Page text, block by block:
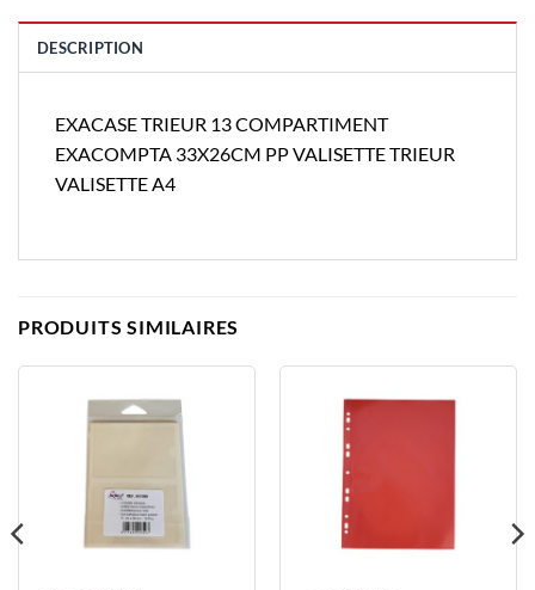
DESCRIPTION
EXACASE TRIEUR 13 COMPARTIMENT
EXACOMPTA 33X26CM PP VALISETTE TRIEUR
VALISETTE A4
PRODUITS SIMILAIRES